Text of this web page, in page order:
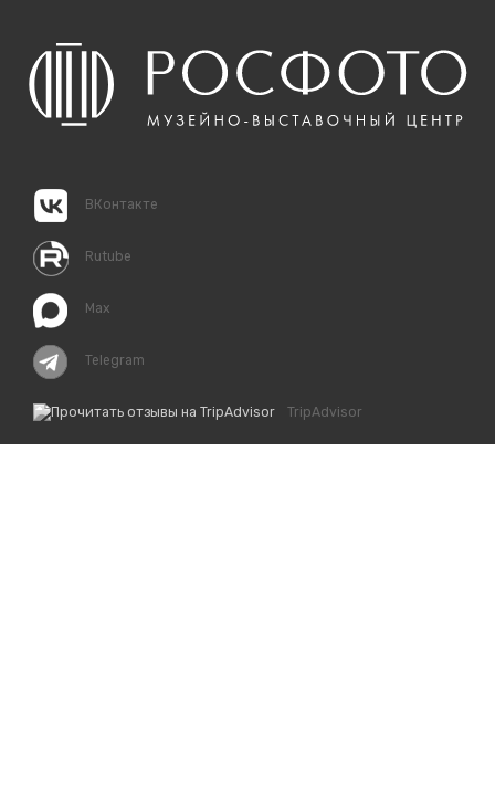
ВКонтакте
Rutube
Max
Telegram
TripAdvisor